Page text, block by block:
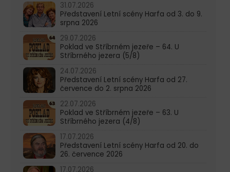
31.07.2026
Představení Letní scény Harfa od 3. do 9.
srpna 2026
29.07.2026
Poklad ve Stříbrném jezeře – 64. U
Stříbrného jezera (5/8)
24.07.2026
Představení Letní scény Harfa od 27.
července do 2. srpna 2026
22.07.2026
Poklad ve Stříbrném jezeře – 63. U
Stříbrného jezera (4/8)
17.07.2026
Představení Letní scény Harfa od 20. do
26. července 2026
17.07.2026